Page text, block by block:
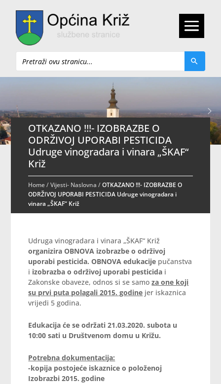
Pretraži
OTKAZANO !!!- IZOBRAZBE O
ODRŽIVOJ UPORABI PESTICIDA
Udruge vinogradara i vinara „ŠKAF“
Križ
Home/Vijesti- Naslovna /OTKAZANO !!!- IZOBRAZBE O
ODRŽIVOJ UPORABI PESTICIDA Udruge vinogradara i
vinara „ŠKAF“ Križ
Udruga vinogradara i vinara „ŠKAF“ Križ
organizira OBNOVA izobrazbe o održivoj
uporabi pesticida.OBNOVA edukacije pučanstva
i izobrazba o održivoj uporabi pesticida i
Zakonske obaveze, odnos si se samoza one koji
su prvi puta polagali 2015. godine jer iskaznica
vrijedi 5 godina.
Edukacija će se održati 21.03.2020. subota u
10:00 sati u Društvenom domu u Križu.
Potrebna dokumentacija:
-kopija postojeće iskaznice o položenoj
Izobrazbi 2015. godine